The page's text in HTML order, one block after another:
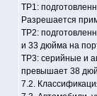
ТР1:
Разрешается
ТР2:
и 33 дюйма на
ТР3: серийные и
превышает 38
7.2.